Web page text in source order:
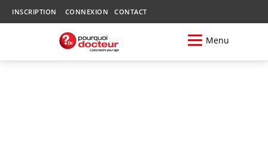
INSCRIPTION CONNEXION CONTACT
Menu